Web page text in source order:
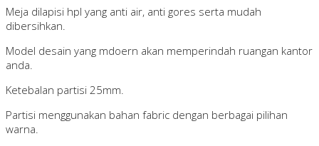
Meja dilapisi hpl yang anti air, anti gores serta mudah
dibersihkan.
Model desain yang mdoern akan memperindah ruangan kantor
anda.
Ketebalan partisi 25mm.
Partisi menggunakan bahan fabric dengan berbagai pilihan
warna.